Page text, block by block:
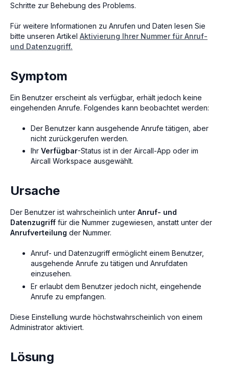
Schritte zur Behebung des Problems.
Für weitere Informationen zu Anrufen und Daten lesen Sie
bitte unseren Artikel Aktivierung Ihrer Nummer für Anruf-
und Datenzugriff.
Symptom
Ein Benutzer erscheint als verfügbar, erhält jedoch keine
eingehenden Anrufe. Folgendes kann beobachtet werden:
Der Benutzer kann ausgehende Anrufe tätigen, aber
nicht zurückgerufen werden.
Ihr Verfügbar-Status ist in der Aircall-App oder im
Aircall Workspace ausgewählt.
Ursache
Der Benutzer ist wahrscheinlich unter Anruf- und
Datenzugriff für die Nummer zugewiesen, anstatt unter der
Anrufverteilung der Nummer.
Anruf- und Datenzugriff ermöglicht einem Benutzer,
ausgehende Anrufe zu tätigen und Anrufdaten
einzusehen.
Er erlaubt dem Benutzer jedoch nicht, eingehende
Anrufe zu empfangen.
Diese Einstellung wurde höchstwahrscheinlich von einem
Administrator aktiviert.
Lösung